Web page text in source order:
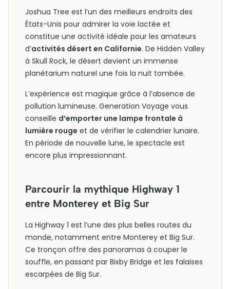
Joshua Tree est l’un des meilleurs endroits des
États-Unis pour admirer la voie lactée et
constitue une activité idéale pour les amateurs
d’activités désert en Californie. De Hidden Valley
à Skull Rock, le désert devient un immense
planétarium naturel une fois la nuit tombée.
L’expérience est magique grâce à l’absence de
pollution lumineuse. Generation Voyage vous
conseille d’emporter une lampe frontale à
lumière rouge et de vérifier le calendrier lunaire.
En période de nouvelle lune, le spectacle est
encore plus impressionnant.
Parcourir la mythique Highway 1
entre Monterey et Big Sur
La Highway 1 est l’une des plus belles routes du
monde, notamment entre Monterey et Big Sur.
Ce tronçon offre des panoramas à couper le
souffle, en passant par Bixby Bridge et les falaises
escarpées de Big Sur.